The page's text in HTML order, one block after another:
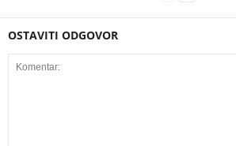
OSTAVITI ODGOVOR